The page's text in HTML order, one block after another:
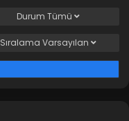
Durum Tümü
Sıralama Varsayılan